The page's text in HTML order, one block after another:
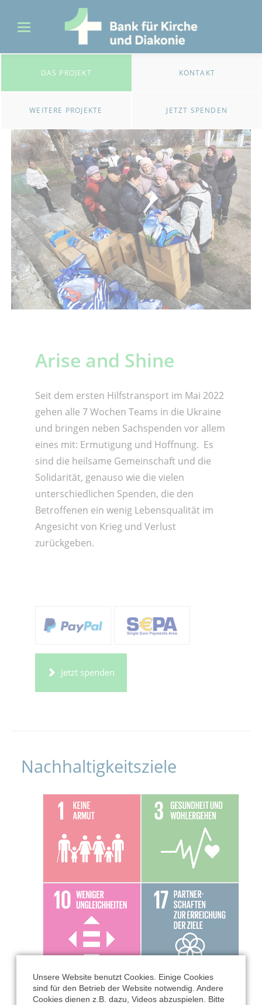
DAS PROJEKT KONTAKT
WEITERE PROJEKTE JETZT SPENDEN
Arise and Shine
Seit dem ersten Hilfstransport im Mai 2022
gehen alle 7 Wochen Teams in die Ukraine
und bringen neben Sachspenden vor allem
eines mit: Ermutigung und Hoffnung. Es
sind die heilsame Gemeinschaft und die
Solidarität, genauso wie die vielen
unterschiedlichen Spenden, die den
Betroffenen ein wenig Lebensqualität im
Angesicht von Krieg und Verlust
zurückgeben.
Jetzt spenden
Nachhaltigkeitsziele
Unsere Website benutzt Cookies. Einige Cookies
sind für den Betrieb der Website notwendig. Andere
Cookies dienen z.B. dazu, Videos abzuspielen. Bitte